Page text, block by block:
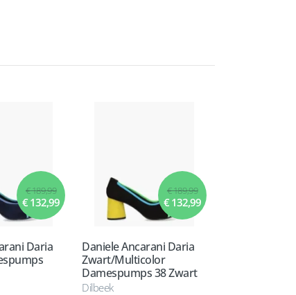
€ 189,99
€ 132,99
Daria
€ 189,99
€ 132,99
Daniele Ancarani Daria
Zwart/Multicolor
Damespumps 38 Zwart
Dilbeek